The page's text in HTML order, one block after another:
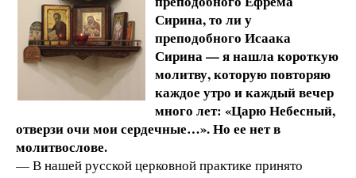
Сирина, то ли у
преподобного Исаака
Сирина — я нашла короткую
молитву, которую повторяю
каждое утро и каждый вечер
много лет: «Царю Небесный,
отверзи очи мои сердечные…». Но ее нет в
молитвослове.
— В нашей русской церковной практике принято